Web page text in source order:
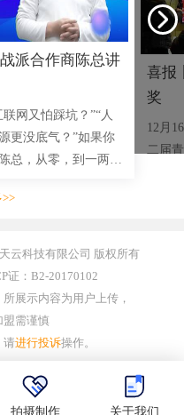
派合作商陈总讲
网又怕踩坑？”“人
更没底气？”如果你
总，从零，到一两千
喜报
奖
12月
二届
云科技有限公司 版权所有
证：B2-20170102
展示内容为用户上传，
盟需谨慎
请进行投诉操作。
拍摄制作 关于我们